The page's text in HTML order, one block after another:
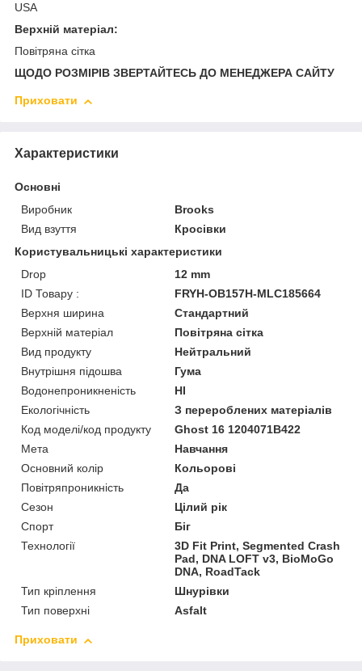
USA
Верхній матеріал:
Повітряна сітка
ЩОДО РОЗМІРІВ ЗВЕРТАЙТЕСЬ ДО МЕНЕДЖЕРА САЙТУ
Приховати
Характеристики
Основні
Виробник
Brooks
Вид взуття
Кросівки
Користувальницькі характеристики
Drop
12 mm
ID Товару :
FRYH-OB157H-MLC185664
Верхня ширина
Стандартний
Верхній матеріал
Повітряна сітка
Вид продукту
Нейтральний
Внутрішня підошва
Гума
Водонепроникненість
HI
Екологічність
З перероблених матеріалів
Код моделі/код продукту
Ghost 16 1204071B422
Мета
Навчання
Основний колір
Кольорові
Повітряпроникність
Да
Сезон
Цілий рік
Спорт
Біг
Технології
3D Fit Print, Segmented Crash
Pad, DNA LOFT v3, BioMoGo
DNA, RoadTack
Тип кріплення
Шнурівки
Тип поверхні
Asfalt
Приховати